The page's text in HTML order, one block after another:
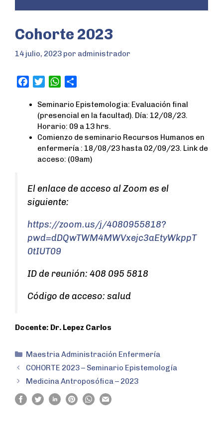
Cohorte 2023
14 julio, 2023 por administrador
c
o
i
t
t
e
r
W
a
t
s
A
p
p
a
r
e
Seminario Epistemologia: Evaluación final
(presencial en la facultad). Día: 12/08/23.
Horario: 09 a 13 hrs.
Comienzo de seminario Recursos Humanos en
enfermería : 18/08/23 hasta 02/09/23. Link de
acceso: (09am)
El enlace de acceso al Zoom es el
siguiente:
https://zoom.us/j/4080955818?
pwd=dDQwTWM4MWVxejc3aEtyWkppT
0tIUT09
ID de reunión: 408 095 5818
Código de acceso: salud
Docente: Dr. Lepez Carlos
Maestria Administración Enfermería
COHORTE 2023 – Seminario Epistemología
Medicina Antroposófica – 2023